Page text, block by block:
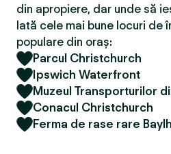
din apropiere, dar unde să
Iată cele mai bune locuri de
populare din oraș:
Parcul Christchurch
Ipswich Waterfront
Muzeul Transporturilor
Conacul Christchurch
Ferma de rase rare